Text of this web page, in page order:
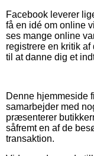
Facebook leverer
få en idé om online
ses mange online
registrere en kritik
til at danne dig et
Denne hjemmeside
samarbejder med
præsenterer
såfremt en af de
transaktion.